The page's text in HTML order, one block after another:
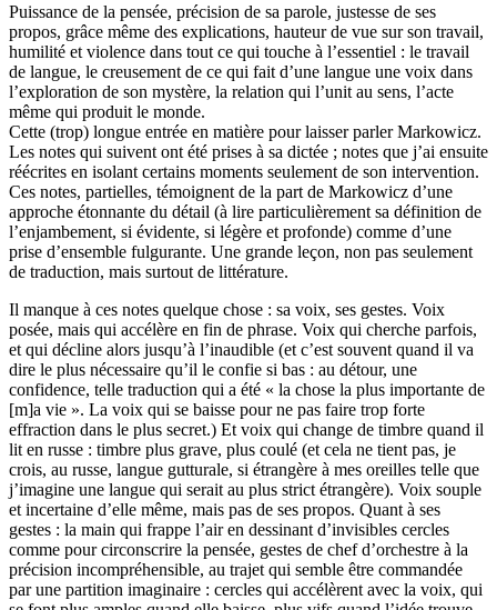
Puissance de la pensée, précision de sa parole, justesse de ses
propos, grâce même des explications, hauteur de vue sur son travail,
humilité et violence dans tout ce qui touche à l’essentiel : le travail
de langue, le creusement de ce qui fait d’une langue une voix dans
l’exploration de son mystère, la relation qui l’unit au sens, l’acte
même qui produit le monde.
Cette (trop) longue entrée en matière pour laisser parler Markowicz.
Les notes qui suivent ont été prises à sa dictée ; notes que j’ai ensuite
réécrites en isolant certains moments seulement de son intervention.
Ces notes, partielles, témoignent de la part de Markowicz d’une
approche étonnante du détail (à lire particulièrement sa définition de
l’enjambement, si évidente, si légère et profonde) comme d’une
prise d’ensemble fulgurante. Une grande leçon, non pas seulement
de traduction, mais surtout de littérature.
Il manque à ces notes quelque chose : sa voix, ses gestes. Voix
posée, mais qui accélère en fin de phrase. Voix qui cherche parfois,
et qui décline alors jusqu’à l’inaudible (et c’est souvent quand il va
dire le plus nécessaire qu’il le confie si bas : au détour, une
confidence, telle traduction qui a été « la chose la plus importante de
[m]a vie ». La voix qui se baisse pour ne pas faire trop forte
effraction dans le plus secret.) Et voix qui change de timbre quand il
lit en russe : timbre plus grave, plus coulé (et cela ne tient pas, je
crois, au russe, langue gutturale, si étrangère à mes oreilles telle que
j’imagine une langue qui serait au plus strict étrangère). Voix souple
et incertaine d’elle même, mais pas de ses propos. Quant à ses
gestes : la main qui frappe l’air en dessinant d’invisibles cercles
comme pour circonscrire la pensée, gestes de chef d’orchestre à la
précision incompréhensible, au trajet qui semble être commandée
par une partition imaginaire : cercles qui accélèrent avec la voix, qui